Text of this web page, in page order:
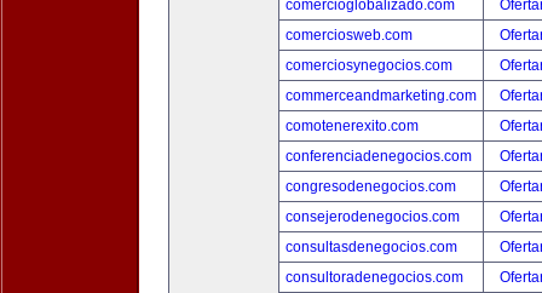
comercioglobalizado.com
comerciosweb.com
comerciosynegocios.com
commerceandmarketing.com
comotenerexito.com
conferenciadenegocios.com
congresodenegocios.com
consejerodenegocios.com
consultasdenegocios.com
consultoradenegocios.com